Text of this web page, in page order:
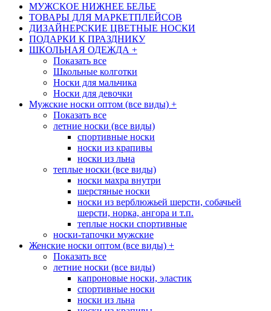
МУЖСКОЕ НИЖНЕЕ БЕЛЬЕ
ТОВАРЫ ДЛЯ МАРКЕТПЛЕЙСОВ
ДИЗАЙНЕРСКИЕ ЦВЕТНЫЕ НОСКИ
ПОДАРКИ К ПРАЗДНИКУ
ШКОЛЬНАЯ ОДЕЖДА +
Показать все
Школьные колготки
Носки для мальчика
Носки для девочки
Мужские носки оптом (все виды) +
Показать все
летние носки (все виды)
спортивные носки
носки из крапивы
носки из льна
теплые носки (все виды)
носки махра внутри
шерстяные носки
носки из верблюжьей шерсти, собачьей
шерсти, норка, ангора и т.п.
теплые носки спортивные
носки-тапочки мужские
Женские носки оптом (все виды) +
Показать все
летние носки (все виды)
капроновые носки, эластик
спортивные носки
носки из льна